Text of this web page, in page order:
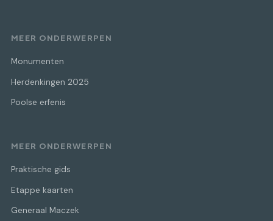
MEER ONDERWERPEN
Monumenten
Herdenkingen 2025
Poolse erfenis
MEER ONDERWERPEN
Praktische gids
Etappe kaarten
Generaal Maczek